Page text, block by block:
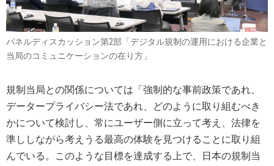
パネルディスカッション第2部「デジタル規制の運用における企業と
当局のコミュニケーションの在り方」
規制当局との関係については「強制的な事前政策であれ、
データープライバシー法であれ、どのように取り組むべき
かについて検討し、常にユーザー側に立って考え、法律を
準ししながら考えうる最高の体験を見つけることに取り組
んでいる。このような目標を達成する上で、日本の規制当